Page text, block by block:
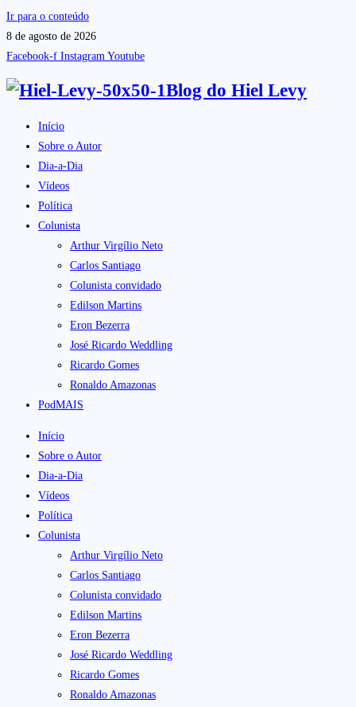
Ir para o conteúdo
8 de agosto de 2026
Facebook-f Instagram Youtube
Blog do Hiel Levy
Início
Sobre o Autor
Dia-a-Dia
Vídeos
Política
Colunista
Arthur Virgílio Neto
Carlos Santiago
Colunista convidado
Edilson Martins
Eron Bezerra
José Ricardo Weddling
Ricardo Gomes
Ronaldo Amazonas
PodMAIS
Início
Sobre o Autor
Dia-a-Dia
Vídeos
Política
Colunista
Arthur Virgílio Neto
Carlos Santiago
Colunista convidado
Edilson Martins
Eron Bezerra
José Ricardo Weddling
Ricardo Gomes
Ronaldo Amazonas